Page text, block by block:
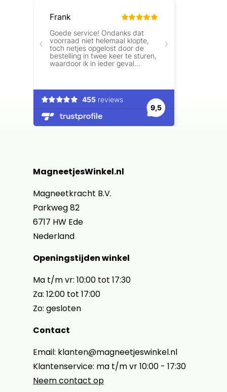
MagneetjesWinkel.nl
Magneetkracht B.V.
Parkweg 82
6717 HW Ede
Nederland
Openingstijden winkel
Ma t/m vr: 10:00 tot 17:30
Za: 12:00 tot 17:00
Zo: gesloten
Contact
Email: klanten@magneetjeswinkel.nl
Klantenservice: ma t/m vr 10:00 - 17:30
Neem contact op